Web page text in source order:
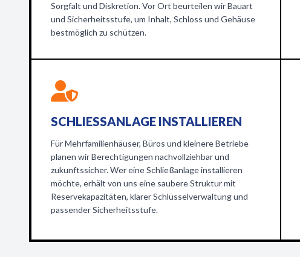
Sorgfalt und Diskretion. Vor Ort beurteilen wir Bauart
und Sicherheitsstufe, um Inhalt, Schloss und Gehäuse
bestmöglich zu schützen.
SCHLIESSANLAGE INSTALLIEREN
Für Mehrfamilienhäuser, Büros und kleinere Betriebe
planen wir Berechtigungen nachvollziehbar und
zukunftssicher. Wer eine Schließanlage installieren
möchte, erhält von uns eine saubere Struktur mit
Reservekapazitäten, klarer Schlüsselverwaltung und
passender Sicherheitsstufe.